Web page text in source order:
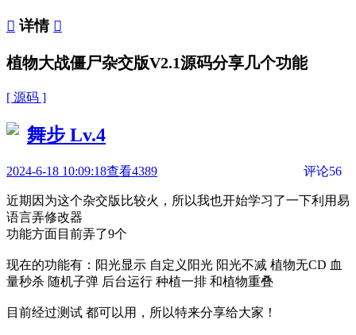
 详情 
植物大战僵尸杂交版V2.1源码分享几个功能
[ 源码 ]
舞步 Lv.4
2024-6-18 10:09:18查看4389 评论56
近期因为这个杂交版比较火，所以我也开始学习了一下利用易
语言弄修改器
功能方面目前弄了9个
现在的功能有：阳光显示 自定义阳光 阳光不减 植物无CD 血
量秒杀 随机子弹 后台运行 种植一排 和植物重叠
目前经过测试 都可以用，所以特来分享给大家！